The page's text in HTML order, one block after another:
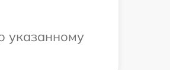
указанному